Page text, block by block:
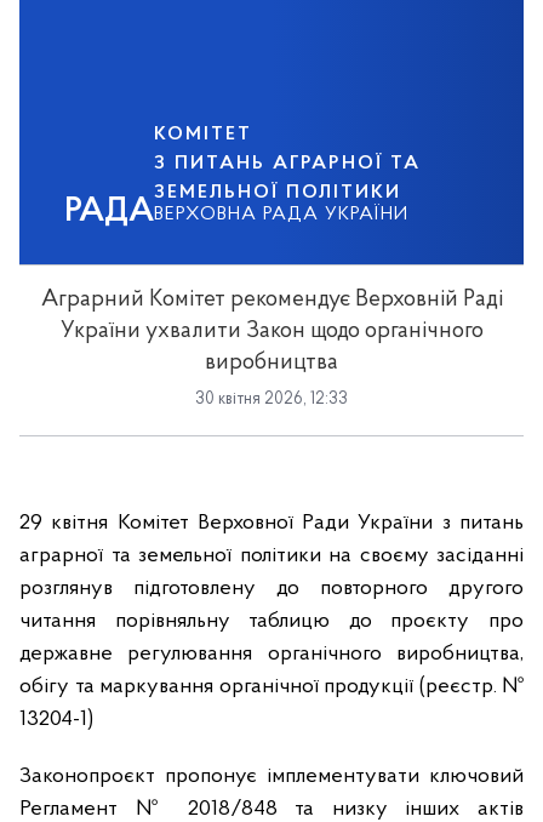
РАДА
КОМІТЕТ
З ПИТАНЬ АГРАРНОЇ ТА
ЗЕМЕЛЬНОЇ ПОЛІТИКИ
ВЕРХОВНА РАДА УКРАЇНИ
Аграрний Комітет рекомендує Верховній Раді
України ухвалити Закон щодо органічного
виробництва
30 квітня 2026, 12:33
29 квітня Комітет Верховної Ради України з питань
аграрної та земельної політики на своєму засіданні
розглянув підготовлену до повторного другого
читання порівняльну таблицю до проєкту про
державне регулювання органічного виробництва,
обігу та маркування органічної продукції (реєстр. №
13204-1)
Законопроєкт пропонує імплементувати ключовий
Регламент № 2018/848 та низку інших актів